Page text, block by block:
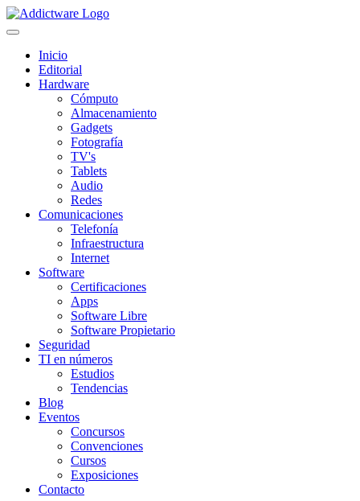
Inicio
Editorial
Hardware
Cómputo
Almacenamiento
Gadgets
Fotografía
TV's
Tablets
Audio
Redes
Comunicaciones
Telefonía
Infraestructura
Internet
Software
Certificaciones
Apps
Software Libre
Software Propietario
Seguridad
TI en números
Estudios
Tendencias
Blog
Eventos
Concursos
Convenciones
Cursos
Exposiciones
Contacto